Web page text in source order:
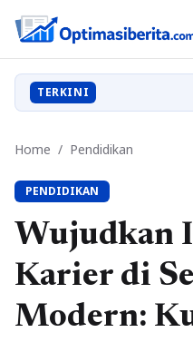
TERKINI
Home / Pendidikan
PENDIDIKAN
Wujudkan
Karier di
Modern: